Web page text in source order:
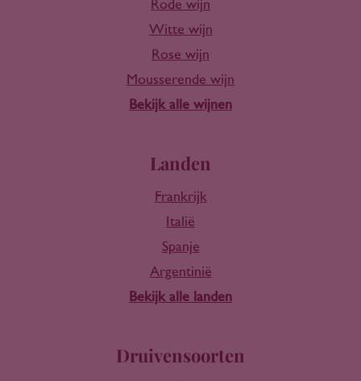
Rode wijn
Witte wijn
Rose wijn
Mousserende wijn
Bekijk alle wijnen
Landen
Frankrijk
Italië
Spanje
Argentinië
Bekijk alle landen
Druivensoorten